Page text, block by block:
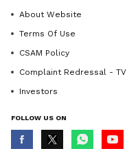
About Website
Terms Of Use
CSAM Policy
Complaint Redressal - TV
Investors
FOLLOW US ON